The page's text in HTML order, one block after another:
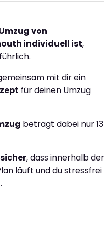
von
individuell ist,
mit dir ein
für deinen Umzug
beträgt dabei nur 13
, dass innerhalb der
läuft und du stressfrei